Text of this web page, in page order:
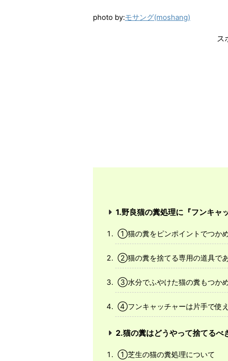
photo by:モサング(moshang)
ス
1.野良猫の糞処理に『フンキャ
①猫の糞をピンポイントでつか
②猫の糞を捨てる専用の道具で
③水分でふやけた猫の糞もつか
④フンキャッチャーは片手で使
2.猫の糞はどうやって捨てるべ
①芝生の猫の糞処理について